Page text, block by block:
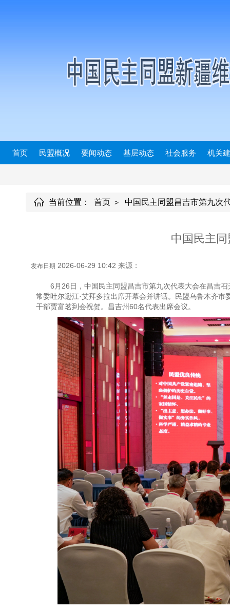
首页 民盟概况 要闻动态 基层动态 社会服务 机关
当前位置： 首页 > 中国民主同盟昌吉市第九次
中国民主
发布日期 2026-06-29 10:42 来源：
6月26日，中国民主同盟昌吉市第九次代表大会在昌吉
常委吐尔逊江·艾拜多拉出席开幕会并讲话。民盟乌鲁木齐
干部贾富茗到会祝贺。昌吉州60名代表出席会议。